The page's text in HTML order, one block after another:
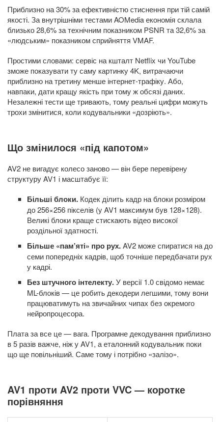
Приблизно на 30% за ефективністю стиснення при тій самій
якості. За внутрішніми тестами AOMedia економія склала
близько 28,6% за технічним показником PSNR та 32,6% за
«людським» показником сприйняття VMAF.
Простими словами: сервіс на кшталт Netflix чи YouTube
зможе показувати ту саму картинку 4K, витрачаючи
приблизно на третину менше інтернет-трафіку. Або,
навпаки, дати кращу якість при тому ж обсязі даних.
Незалежні тести ще тривають, тому реальні цифри можуть
трохи змінитися, коли кодувальники «дозріють».
Що змінилося «під капотом»
AV2 не вигадує колесо заново — він бере перевірену
структуру AV1 і масштабує її:
Більші блоки. Кодек ділить кадр на блоки розміром
до 256×256 пікселів (у AV1 максимум був 128×128).
Великі блоки краще стискають відео високої
роздільної здатності.
Більше «пам’яті» про рух.AV2 може спиратися на до
семи попередніх кадрів, щоб точніше передбачати рух
у кадрі.
Без штучного інтелекту.У версії 1.0 свідомо немає
ML-блоків — це робить декодери легшими, тому вони
працюватимуть на звичайних чипах без окремого
нейропроцесора.
Плата за все це — вага. Програмне декодування приблизно
в 5 разів важче, ніж у AV1, а еталонний кодувальник поки
що ще повільніший. Саме тому і потрібно «залізо».
AV1 проти AV2 проти VVC — коротке
порівняння